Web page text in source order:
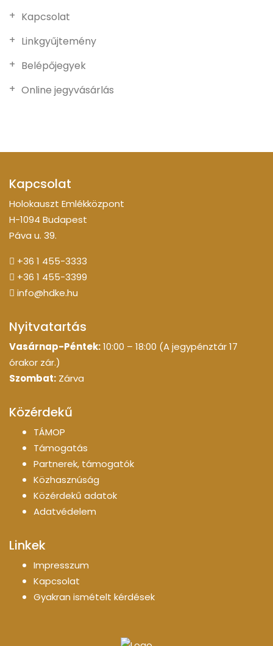
Kapcsolat
Linkgyűjtemény
Belépőjegyek
Online jegyvásárlás
Kapcsolat
Holokauszt Emlékközpont
H-1094 Budapest
Páva u. 39.
+36 1 455-3333
+36 1 455-3399
info@hdke.hu
Nyitvatartás
Vasárnap-Péntek:10:00 – 18:00 (A jegypénztár 17
órakor zár.)
Szombat: Zárva
Közérdekű
TÁMOP
Támogatás
Partnerek, támogatók
Közhasznúság
Közérdekű adatok
Adatvédelem
Linkek
Impresszum
Kapcsolat
Gyakran ismételt kérdések